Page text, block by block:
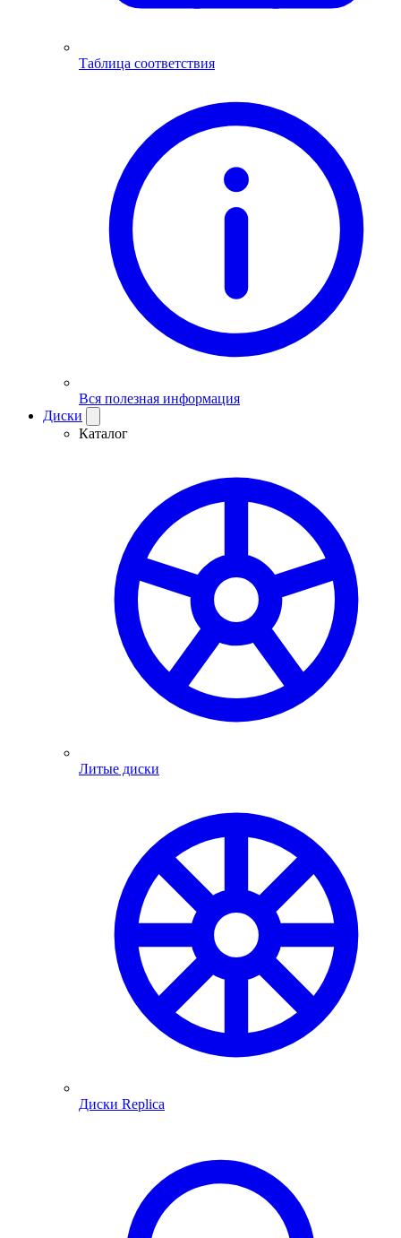
Таблица соответствия
Вся полезная информация
Диски
Каталог
Литые диски
Диски Replica